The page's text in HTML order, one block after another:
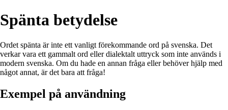
Spänta betydelse
Ordet spänta är inte ett vanligt förekommande ord på svenska. Det
verkar vara ett gammalt ord eller dialektalt uttryck som inte används i
modern svenska. Om du hade en annan fråga eller behöver hjälp med
något annat, är det bara att fråga!
Exempel på användning